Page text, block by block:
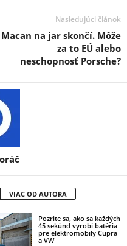
Nasledujúci článok
Macan na jar skončí. Môže
za to EÚ alebo
neschopnosť Porsche?
VIAC OD AUTORA
Pozrite sa, ako sa každých
45 sekúnd vyrobí batéria
pre elektromobily Cupra
a VW